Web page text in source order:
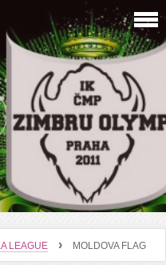
LEAGUE › MOLDOVA FLAG